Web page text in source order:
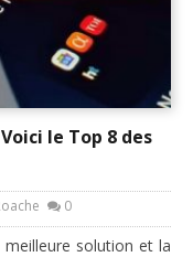
le Top 8 des
0
solution et la